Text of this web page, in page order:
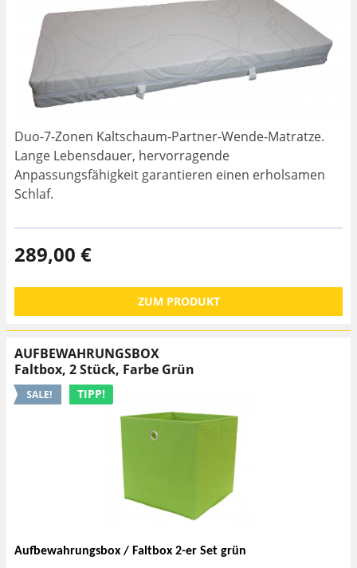
Duo-7-Zonen Kaltschaum-Partner-Wende-Matratze.
Lange Lebensdauer, hervorragende
Anpassungsfähigkeit garantieren einen erholsamen
Schlaf.
289,00 €
ZUM PRODUKT
TIPP!
AUFBEWAHRUNGSBOX
Faltbox, 2 Stück, Farbe Grün
Aufbewahrungsbox / Faltbox 2-er Set grün